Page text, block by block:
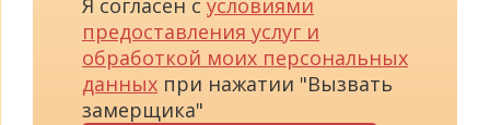
Я согласен с условиями
предоставления услуг и
обработкой моих персональных
данных при нажатии "Вызвать
замерщика"